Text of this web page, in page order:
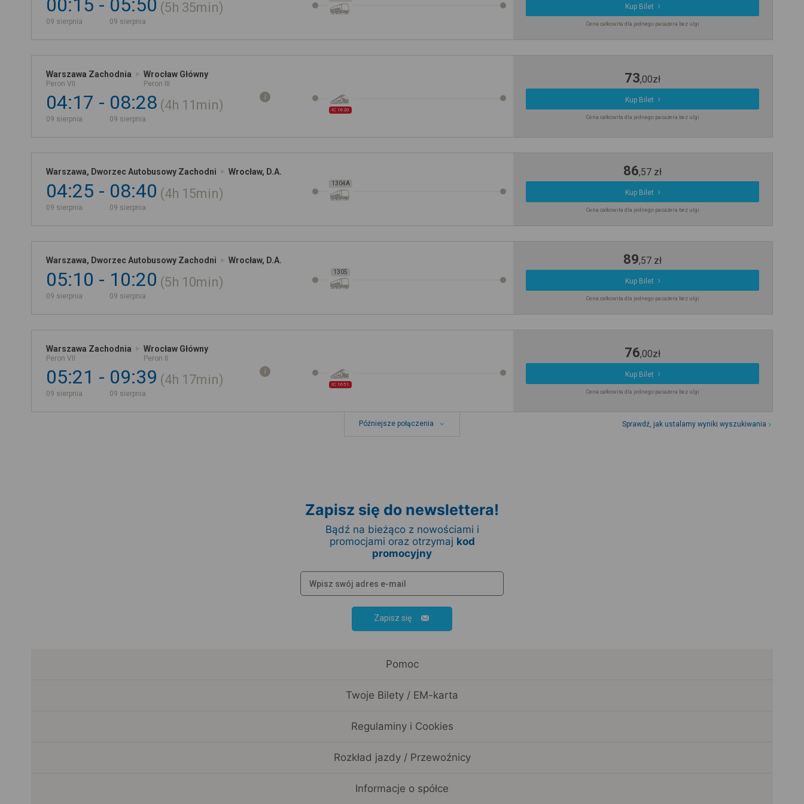
00:15
09 sierpnia
05:50
09 sierpnia
5h 35min Kup Bilet
Cena całkowita dla jednego pasażera bez ulgi
Warszawa Zachodnia
Peron VII
Wrocław Główny
Peron III
04:17
09 sierpnia
08:28
09 sierpnia
4h 11min IC 1620
73,00zł
Kup Bilet
Cena całkowita dla jednego pasażera bez ulgi
Warszawa, Dworzec Autobusowy Zachodni Wrocław, D.A.
04:25
09 sierpnia
08:40
09 sierpnia
4h 15min
1304A
86,57 zł
Kup Bilet
Cena całkowita dla jednego pasażera bez ulgi
Warszawa, Dworzec Autobusowy Zachodni Wrocław, D.A.
05:10
09 sierpnia
10:20
09 sierpnia
5h 10min
1305
89,57 zł
Kup Bilet
Cena całkowita dla jednego pasażera bez ulgi
Warszawa Zachodnia
Peron VII
Wrocław Główny
Peron II
05:21
09 sierpnia
09:39
09 sierpnia
4h 17min IC 1651
76,00zł
Kup Bilet
Cena całkowita dla jednego pasażera bez ulgi
Późniejsze połączenia Sprawdź, jak ustalamy wyniki wyszukiwania
Zapisz się do newslettera!
Bądź na bieżąco z nowościami i
promocjami oraz otrzymaj kod
promocyjny
Zapisz się
Pomoc
Twoje Bilety / EM-karta
Regulaminy i Cookies
Rozkład jazdy / Przewoźnicy
Informacje o spółce